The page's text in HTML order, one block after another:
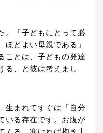
。「子どもにとって必
ほどよい母親である」
ことは、子どもの発達
る、と彼は考えまし
生まれてすぐは「自分
いる存在です。お腹が